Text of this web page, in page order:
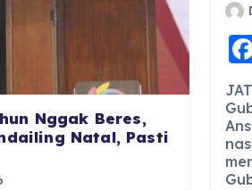
Nggak Beres,
Natal, Pasti